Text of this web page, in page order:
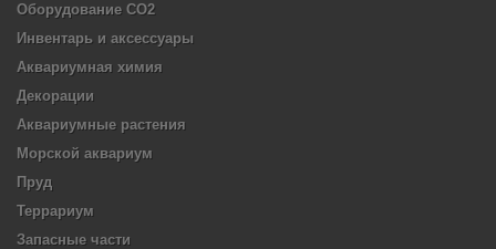
Оборудование CO2
Инвентарь и аксессуары
Аквариумная химия
Декорации
Аквариумные растения
Морской аквариум
Пруд
Террариум
Запасные части